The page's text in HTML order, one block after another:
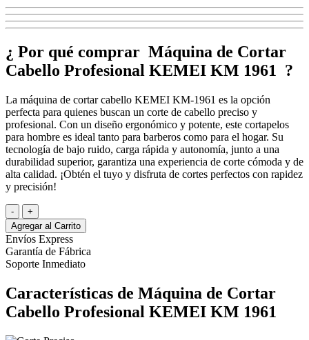
¿ Por qué comprar Máquina de Cortar
Cabello Profesional KEMEI KM 1961 ?
La máquina de cortar cabello KEMEI KM-1961 es la opción
perfecta para quienes buscan un corte de cabello preciso y
profesional. Con un diseño ergonómico y potente, este cortapelos
para hombre es ideal tanto para barberos como para el hogar. Su
tecnología de bajo ruido, carga rápida y autonomía, junto a una
durabilidad superior, garantiza una experiencia de corte cómoda y de
alta calidad. ¡Obtén el tuyo y disfruta de cortes perfectos con rapidez
y precisión!
-
+
Agregar al Carrito
Envíos Express
Garantía de Fábrica
Soporte Inmediato
Características de Máquina de Cortar
Cabello Profesional KEMEI KM 1961